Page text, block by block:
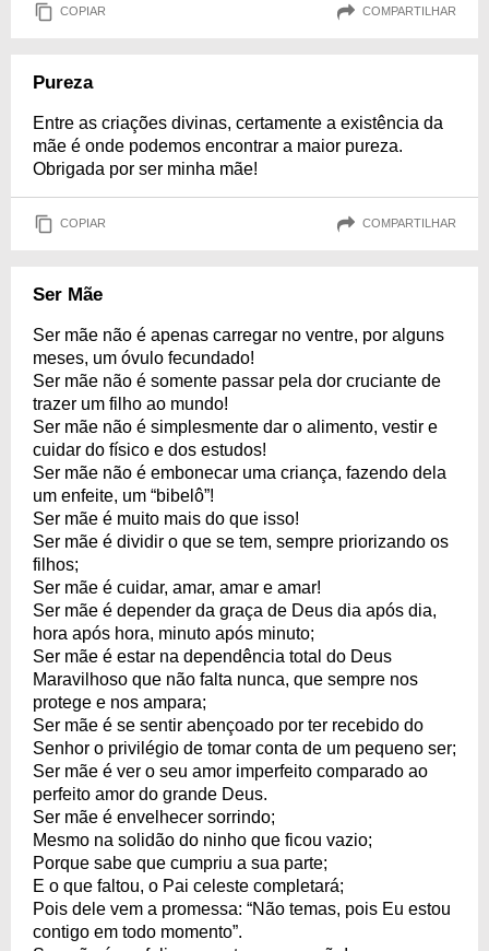
COPIAR COMPARTILHAR
Pureza
Entre as criações divinas, certamente a existência da
mãe é onde podemos encontrar a maior pureza.
Obrigada por ser minha mãe!
COPIAR COMPARTILHAR
Ser Mãe
Ser mãe não é apenas carregar no ventre, por alguns
meses, um óvulo fecundado!
Ser mãe não é somente passar pela dor cruciante de
trazer um filho ao mundo!
Ser mãe não é simplesmente dar o alimento, vestir e
cuidar do físico e dos estudos!
Ser mãe não é embonecar uma criança, fazendo dela
um enfeite, um “bibelô”!
Ser mãe é muito mais do que isso!
Ser mãe é dividir o que se tem, sempre priorizando os
filhos;
Ser mãe é cuidar, amar, amar e amar!
Ser mãe é depender da graça de Deus dia após dia,
hora após hora, minuto após minuto;
Ser mãe é estar na dependência total do Deus
Maravilhoso que não falta nunca, que sempre nos
protege e nos ampara;
Ser mãe é se sentir abençoado por ter recebido do
Senhor o privilégio de tomar conta de um pequeno ser;
Ser mãe é ver o seu amor imperfeito comparado ao
perfeito amor do grande Deus.
Ser mãe é envelhecer sorrindo;
Mesmo na solidão do ninho que ficou vazio;
Porque sabe que cumpriu a sua parte;
E o que faltou, o Pai celeste completará;
Pois dele vem a promessa: “Não temas, pois Eu estou
contigo em todo momento”.